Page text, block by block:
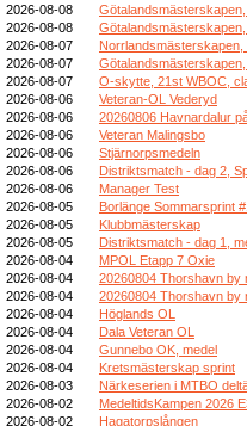
2026-08-08
2026-08-08
2026-08-07
Norrlandsmästerskapen,
2026-08-07
2026-08-07
O-skytte, 21st WBOC,
2026-08-06
Veteran-OL Vederyd
2026-08-06
20260806 Havnardalur
2026-08-06
Veteran Malingsbo
2026-08-06
Stjärnorpsmedeln
2026-08-06
Distriktsmatch - dag 2,
2026-08-06
Manager Test
2026-08-05
Borlänge Sommarsprint
2026-08-05
Klubbmästerskap
2026-08-05
Distriktsmatch - dag 1,
2026-08-04
MPOL Etapp 7 Oxie
2026-08-04
20260804 Thorshavn by
2026-08-04
20260804 Thorshavn by
2026-08-04
Höglands OL
2026-08-04
Dala Veteran OL
2026-08-04
Gunnebo OK, medel
2026-08-04
Kretsmästerskap sprint
2026-08-03
Närkeserien i MTBO
2026-08-02
MedeltidsKampen 2026
2026-08-02
Hagatorpslången